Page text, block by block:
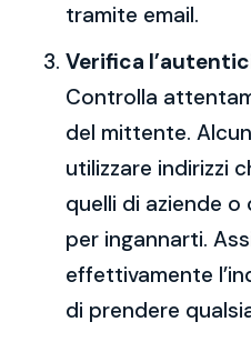
tramite email.
Verifica
Controlla
del mittente.
utilizzare indirizzi
quelli di aziende o
per ingannarti.
effettivamente
di prendere